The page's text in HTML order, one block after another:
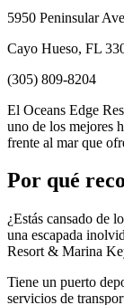
5950 Peninsular Ave
Cayo Hueso, FL
(305) 809-8204
El Oceans Edge
uno de los mejores
frente al mar que
Por qué
¿Estás cansado de
una escapada
Resort & Marina
Tiene un puerto
servicios de